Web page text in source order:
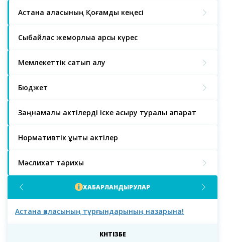
Астана қаласының Қоғамдық кеңесі
Сыбайлас жемқорлыққа қарсы күрес
Мемлекеттік сатып алу
Бюджет
Заңнамалық актілерді іске асыру туралы ақпарат
Нормативтік құқықтық актілер
Мәслихат тарихы
ХАБАРЛАНДЫРУЛАР
Астана қаласының тұрғындарының назарына!
КҮНТІЗБЕ